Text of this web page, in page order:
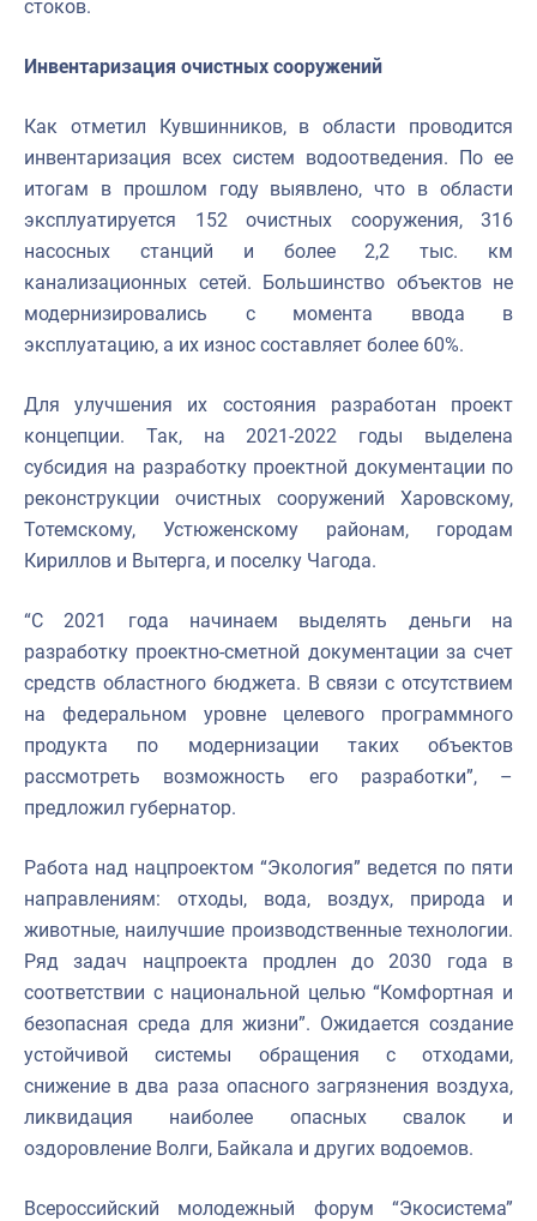
стоков.
Инвентаризация очистных сооружений
Как отметил Кувшинников, в области проводится
инвентаризация всех систем водоотведения. По ее
итогам в прошлом году выявлено, что в области
эксплуатируется 152 очистных сооружения, 316
насосных станций и более 2,2 тыс. км
канализационных сетей. Большинство объектов не
модернизировались с момента ввода в
эксплуатацию, а их износ составляет более 60%.
Для улучшения их состояния разработан проект
концепции. Так, на 2021-2022 годы выделена
субсидия на разработку проектной документации по
реконструкции очистных сооружений Харовскому,
Тотемскому, Устюженскому районам, городам
Кириллов и Вытерга, и поселку Чагода.
“С 2021 года начинаем выделять деньги на
разработку проектно-сметной документации за счет
средств областного бюджета. В связи с отсутствием
на федеральном уровне целевого программного
продукта по модернизации таких объектов
рассмотреть возможность его разработки”, –
предложил губернатор.
Работа над нацпроектом “Экология” ведется по пяти
направлениям: отходы, вода, воздух, природа и
животные, наилучшие производственные технологии.
Ряд задач нацпроекта продлен до 2030 года в
соответствии с национальной целью “Комфортная и
безопасная среда для жизни”. Ожидается создание
устойчивой системы обращения с отходами,
снижение в два раза опасного загрязнения воздуха,
ликвидация наиболее опасных свалок и
оздоровление Волги, Байкала и других водоемов.
Всероссийский молодежный форум “Экосистема”